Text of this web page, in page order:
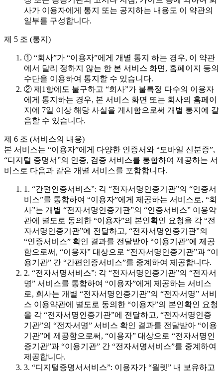
사가 이용자에게 통지 또는 공지하는 내용도 이 약관의
일부를 구성합니다.
제 5 조 (통지)
① “회사”가 “이용자”에게 개별 통지 하는 경우, 이 약관
에서 달리 정하지 않는 한 본 서비스 화면, 홈페이지 등의
수단을 이용하여 통지할 수 있습니다.
② 제1항에도 불구하고 “회사”가 불특정 다수의 이용자
에게 통지하는 경우, 본 서비스 화면 또는 회사의 홈페이
지에 7일 이상 해당 사실을 게시함으로써 개별 통지에 갈
음할 수 있습니다.
제 6 조 (서비스의 내용)
본 서비스는 “이용자”에게 다양한 인증서와 “모바일 신분증”,
“디지털 증명서”의 인증, 검증 서비스를 통합하여 제공하는 서
비스로 다음과 같은 개별 서비스를 포함합니다.
1. “간편인증서비스”: 각 “전자서명인증기관”의 “인증서
비스”를 통합하여 “이용자”에게 제공하는 서비스로, “회
사”는 개별 “전자서명인증기관”의 “인증서비스” 이용약
관에 별도로 동의한 “이용자”의 본인확인 요청을 각 “전
자서명인증기관”에 전달하고, “전자서명인증기관”의
“인증서비스” 확인 결과를 전달받아 “이용기관”에 제공
함으로써, “이용자” 대상으로 “전자서명인증기관”과 “이
용기관” 간 “간편인증서비스”를 중계하여 제공합니다.
2. “전자서명서비스”: 각 “전자서명인증기관”의 “전자서
명” 서비스를 통합하여 “이용자”에게 제공하는 서비스
로, 회사는 개별 “전자서명인증기관”의 “전자서명” 서비
스 이용약관에 별도로 동의한 “이용자”의 본인확인 요청
을 각 “전자서명인증기관”에 전달하고, “전자서명인증
기관”의 “전자서명” 서비스 확인 결과를 전달받아 “이용
기관”에 제공함으로써, “이용자” 대상으로 “전자서명인
증기관”과 “이용기관” 간 “전자서명서비스”를 중계하여
제공합니다.
3. “디지털증명서서비스”: 이용자가 “월렛” 내 보유하고